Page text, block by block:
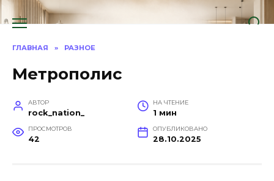
Перейти
к
ГЛАВНАЯ » РАЗНОЕ
Метрополис
АВТОР
rock_nation_
НА ЧТЕНИЕ
1 мин
ПРОСМОТРОВ
42
ОПУБЛИКОВАНО
28.10.2025